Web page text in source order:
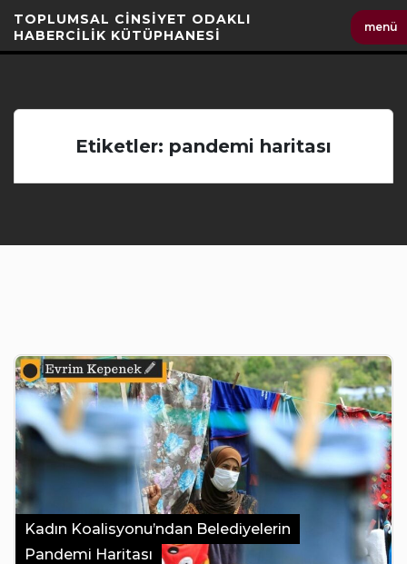
Geç
TOPLUMSAL CİNSİYET ODAKLI
HABERCİLİK KÜTÜPHANESİ
menü
Etiketler: pandemi haritası
Kadın Koalisyonu’ndan Belediyelerin
Pandemi Haritası